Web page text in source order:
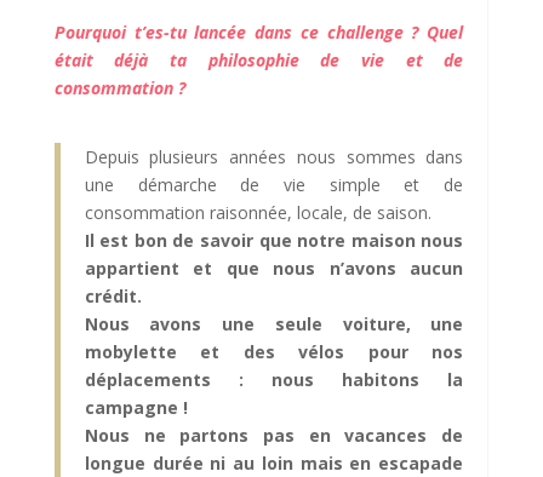
Pourquoi t’es-tu lancée dans ce challenge ? Quel
était déjà ta philosophie de vie et de
consommation ?
Depuis plusieurs années nous sommes dans
une démarche de vie simple et de
consommation raisonnée, locale, de saison.
Il est bon de savoir que notre maison nous
appartient et que nous n’avons aucun
crédit.
Nous avons une seule voiture, une
mobylette et des vélos pour nos
déplacements : nous habitons la
campagne !
Nous ne partons pas en vacances de
longue durée ni au loin mais en escapade